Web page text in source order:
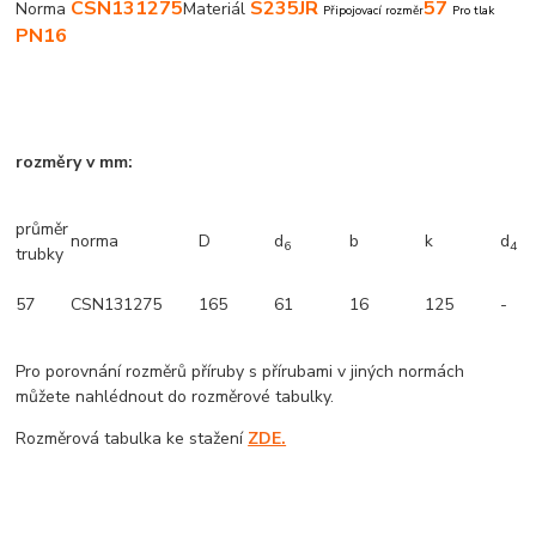
Norma CSN131275Materiál S235JR Připojovací rozměr57 Pro tlak
PN16
rozměry v mm:
průměr
trubky
norma D d6 b k d4
57 CSN131275 165 61 16 125 -
Pro porovnání rozměrů příruby s přírubami v jiných normách
můžete nahlédnout do rozměrové tabulky.
Rozměrová tabulka ke stažení ZDE.